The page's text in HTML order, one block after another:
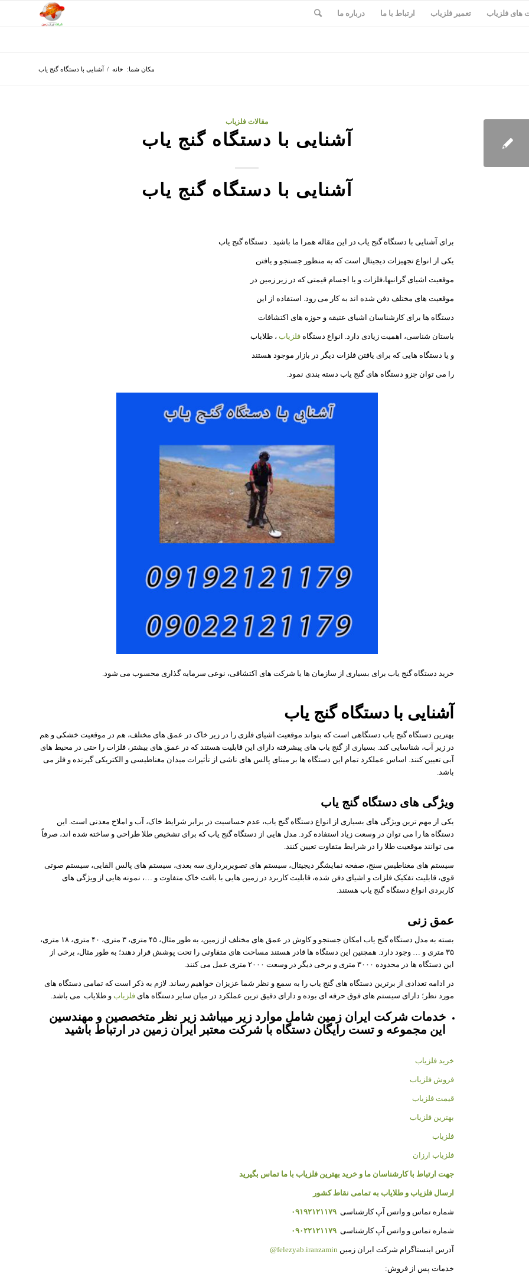
های فلزیاب تعمیر فلزیاب ارتباط با ما درباره ما
مکان شما: خانه / آشنایی با دستگاه گنج یاب
مقالات فلزیاب
آشنایی با دستگاه گنج یاب
آشنایی با دستگاه گنج یاب
برای آشنایی با دستگاه گنج یاب در این مقاله همرا ما باشید . دستگاه گنج یاب
یکی از انواع تجهیزات دیجیتال است که به منظور جستجو و یافتن
موقعیت اشیای گرانبها،فلزات و یا اجسام قیمتی که در زیر زمین در
موقعیت های مختلف دفن شده اند به کار می رود. استفاده از این
دستگاه ها برای کارشناسان اشیای عتیقه و حوزه های اکتشافات
باستان شناسی، اهمیت زیادی دارد. انواع دستگاه فلزیاب ، طلایاب
و یا دستگاه هایی که برای یافتن فلزات دیگر در بازار موجود هستند
را می توان جزو دستگاه های گنج یاب دسته بندی نمود.
خرید دستگاه گنج یاب برای بسیاری از سازمان ها یا شرکت های اکتشافی، نوعی سرمایه گذاری محسوب می شود.
آشنایی با دستگاه گنج یاب
بهترین دستگاه گنج یاب دستگاهی است که بتواند موقعیت اشیای فلزی را در زیر خاک در عمق های مختلف، هم در موقعیت خشکی و هم
در زیر آب، شناسایی کند. بسیاری از گنج یاب های پیشرفته دارای این قابلیت هستند که در عمق های بیشتر، فلزات را حتی در محیط های
آبی تعیین کنند. اساس عملکرد تمام این دستگاه ها بر مبنای پالس های ناشی از تأثیرات میدان مغناطیسی و الکتریکی گیرنده و فلز می
باشد.
ویژگی های دستگاه گنج یاب
یکی از مهم ترین ویژگی های بسیاری از انواع دستگاه گنج یاب، عدم حساسیت در برابر شرایط خاک، آب و املاح معدنی است. این
دستگاه ها را می توان در وسعت زیاد استفاده کرد. مدل هایی از دستگاه گنج یاب که برای تشخیص طلا طراحی و ساخته شده اند، صرفاً
می توانند موقعیت طلا را در شرایط متفاوت تعیین کنند.
سیستم های مغناطیس سنج، صفحه نمایشگر دیجیتال، سیستم های تصویربرداری سه بعدی، سیستم های پالس القایی، سیستم صوتی
قوی، قابلیت تفکیک فلزات و اشیای دفن شده، قابلیت کاربرد در زمین هایی با بافت خاک متفاوت و …، نمونه هایی از ویژگی های
کاربردی انواع دستگاه گنج یاب هستند.
عمق زنی
بسته به مدل دستگاه گنج یاب امکان جستجو و کاوش در عمق های مختلف از زمین، به طور مثال، ۴۵ متری، ۳ متری، ۴۰ متری، ۱۸ متری،
۳۵ متری و … وجود دارد. همچنین این دستگاه ها قادر هستند مساحت های متفاوتی را تحت پوشش قرار دهند؛ به طور مثال، برخی از
این دستگاه ها در محدوده ۳۰۰۰ متری و برخی دیگر در وسعت ۲۰۰۰ متری عمل می کنند.
در ادامه تعدادی از برترین دستگاه های گنج یاب را به سمع و نظر شما عزیزان خواهیم رساند. لازم به ذکر است که تمامی دستگاه های
مورد نظر؛ دارای سیستم های فوق حرفه ای بوده و دارای دقیق ترین عملکرد در میان سایر دستگاه های فلزیابو طلایاب می باشد.
خدمات شرکت ایران زمین شامل موارد زیر میباشد زیر نظر متخصصین و مهندسین
این مجموعه و تست رایگان دستگاه با شرکت معتبر ایران زمین در ارتباط باشید
خرید فلزیاب
فروش فلزیاب
قیمت فلزیاب
بهترین فلزیاب
فلزیاب
فلزیاب ارزان
جهت ارتباط با کارشناسان ما و خرید بهترین فلزیاب با ما تماس بگیرید
ارسال فلزیاب و طلایاب به تمامی نقاط کشور
شماره تماس و واتس آپ کارشناسی ۰۹۱۹۲۱۲۱۱۷۹
شماره تماس و واتس آپ کارشناسی ۰۹۰۲۲۱۲۱۱۷۹
آدرس اینستاگرام شرکت ایران زمین felezyab.iranzamin@
خدمات پس از فروش: